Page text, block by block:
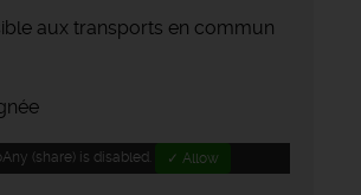
aux transports en commun
(share) is disabled. ✓ Allow